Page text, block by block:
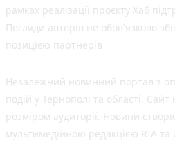
рамках реалізації проєкту Хаб
Погляди авторів не обов'язково
позицією партнерів
Незалежний новинний портал з
подій у Тернополі та області.
розміром аудиторії. Новини
мультимедійною редакцією RIA